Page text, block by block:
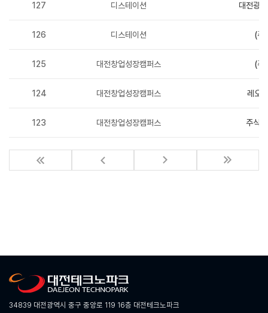
127 디스테이션 대전광
126 디스테이션 (주
125 대전창업성장캠퍼스 (주
124 대전창업성장캠퍼스 레오
123 대전창업성장캠퍼스 주식
34839 대전광역시 중구 중앙로 119 16층 대전테크노파크